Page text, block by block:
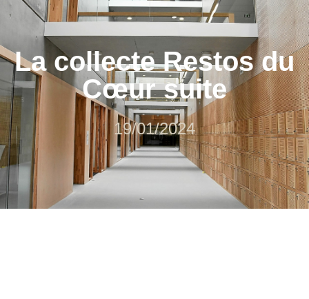
La collecte Restos du
Cœur suite
19/01/2024